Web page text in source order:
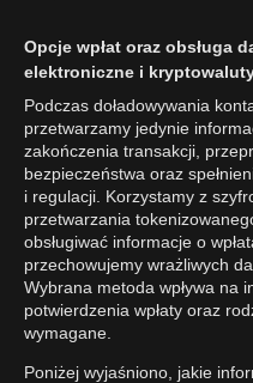
Opcje wpłat oraz obsługa
elektroniczne i
Podczas doładowywania
przetwarzamy jedynie
zakończenia transakcji,
bezpieczeństwa oraz
i regulacji. Korzystamy z
przetwarzania
obsługiwać informacje o
przechowujemy wrażliwych
Wybrana metoda wpływa na
potwierdzenia wpłaty oraz
wymagane.
Poniżej wyjaśniono, jakie